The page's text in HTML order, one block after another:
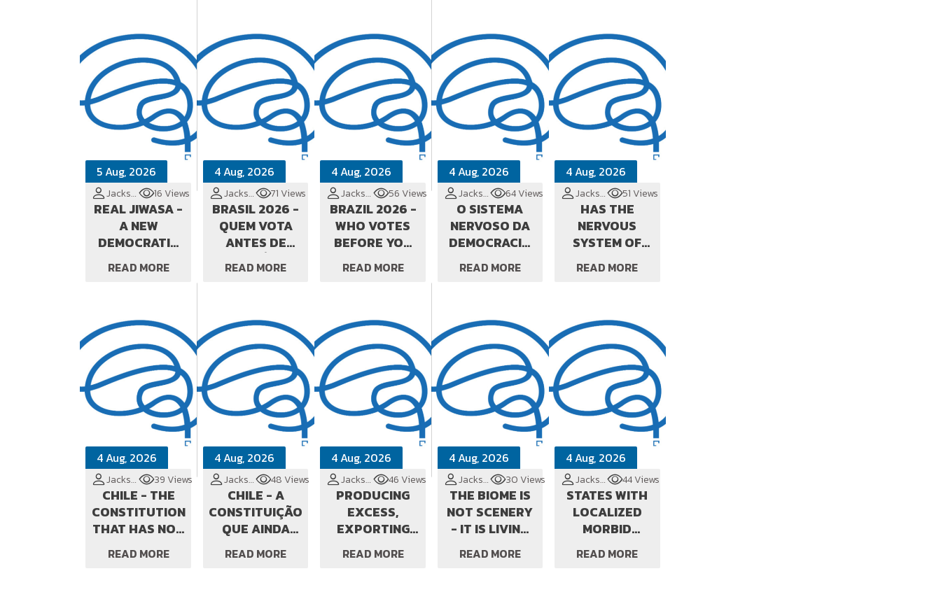
5 Aug, 2026
Jackson Cionek 16 Views
REAL JIWASA -
A NEW
DEMOCRATIC
ORDER
READ MORE
4 Aug, 2026
Jackson Cionek 71 Views
BRASIL 2026 -
QUEM VOTA
ANTES DE
VOCÊ?
READ MORE
4 Aug, 2026
Jackson Cionek 56 Views
BRAZIL 2026 -
WHO VOTES
BEFORE YOU
DO?
READ MORE
4 Aug, 2026
Jackson Cionek 64 Views
O SISTEMA
NERVOSO DA
DEMOCRACIA
FOI
PRIVATIZADO?
READ MORE
4 Aug, 2026
Jackson Cionek 51 Views
HAS THE
NERVOUS
SYSTEM OF
DEMOCRACY
BEEN
READ MORE
4 Aug, 2026
Jackson Cionek 39 Views
CHILE - THE
CONSTITUTION
THAT HAS NOT
YET MANAGED
TO BE BORN
READ MORE
4 Aug, 2026
Jackson Cionek 48 Views
CHILE - A
CONSTITUIÇÃO
QUE AINDA
NÃO
CONSEGUIU
READ MORE
4 Aug, 2026
Jackson Cionek 46 Views
PRODUCING
EXCESS,
EXPORTING
TERRITORY
READ MORE
4 Aug, 2026
Jackson Cionek 30 Views
THE BIOME IS
NOT SCENERY
- IT IS LIVING
INFRASTRUCTURE
READ MORE
4 Aug, 2026
Jackson Cionek 44 Views
STATES WITH
LOCALIZED
MORBID
OBESITY
READ MORE